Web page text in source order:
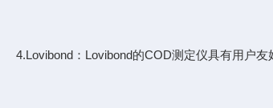
4.Lovibond：Lovibond的COD测定仪具有用户